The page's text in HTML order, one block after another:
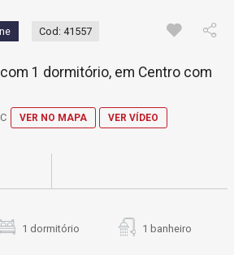
Cod: 41557
1 dormitório, em Centro com
VER NO MAPA VER VÍDEO
1 dormitório 1 banheiro